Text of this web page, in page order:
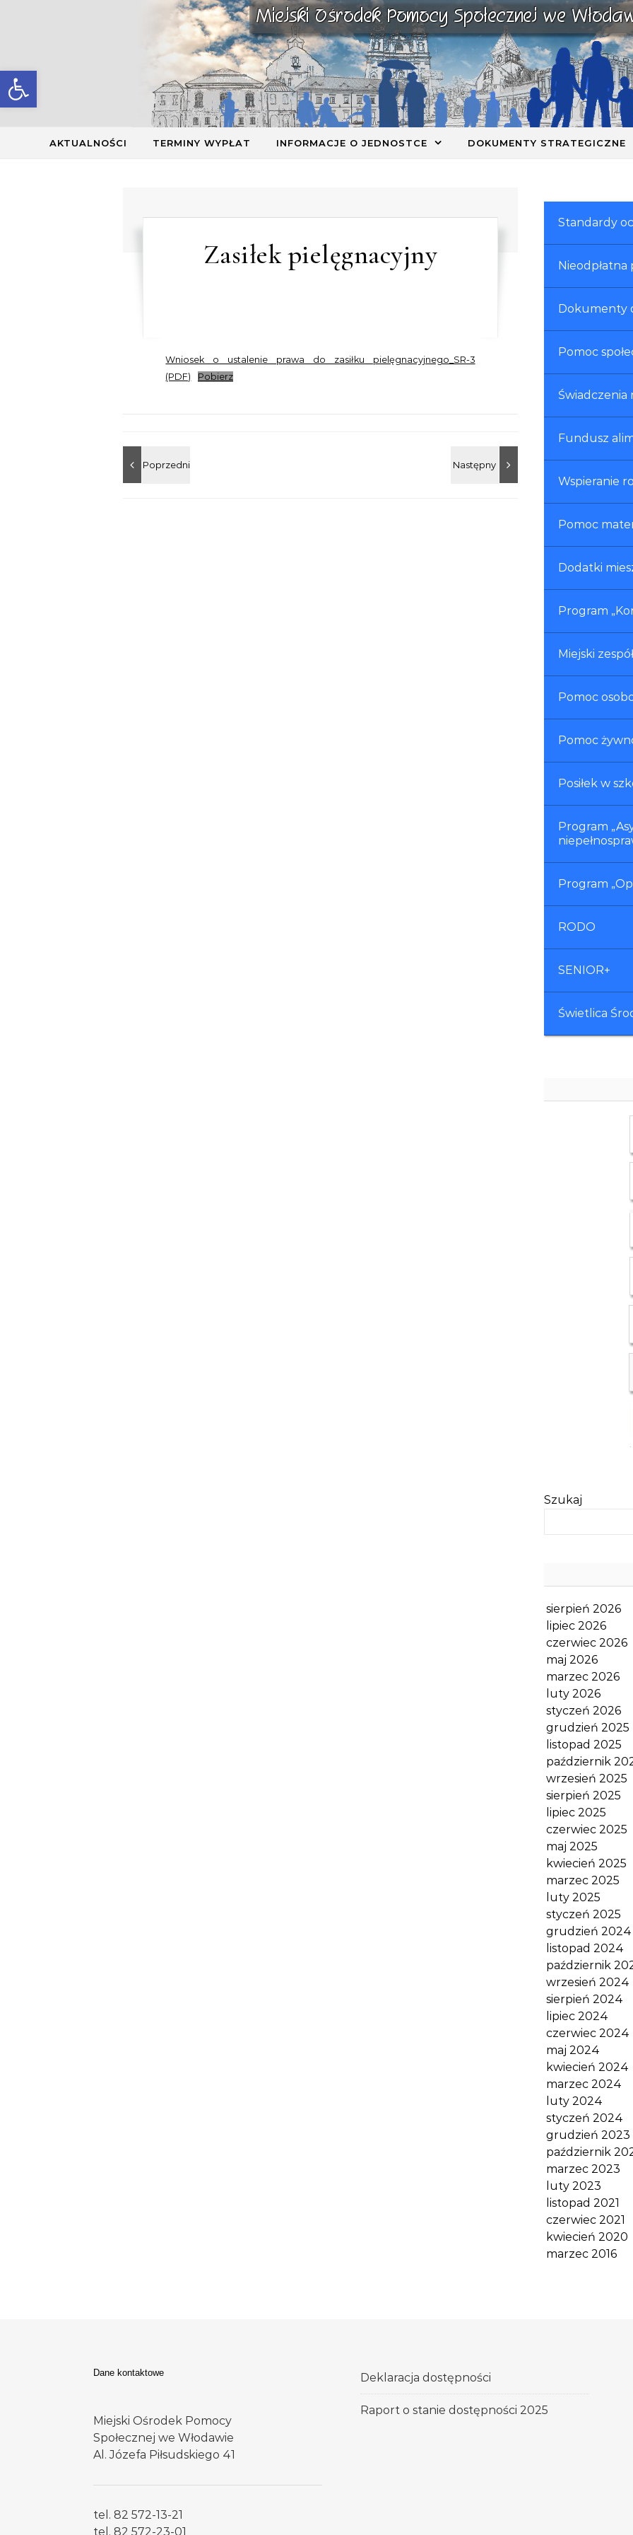
Otwórz pasek narzędzi
AKTUALNOŚCI TERMINY WYPŁAT INFORMACJE O JEDNOSTCE DOKUMENTY STRATEGICZNE
Zasiłek pielęgnacyjny
Wniosek o ustalenie prawa do zasiłku pielęgnacyjnego_SR-3
(PDF)
Pobierz
Standardy
Dokumenty
Pomoc
Świadczenia
Fundusz
Wspieranie
Pomoc
Dodatki
Program
Miejski
Pomoc
Pomoc
Posiłek w
Program
Program
RODO
SENIOR+
Świetlica
Szukaj
sierpień 2026
lipiec 2026
czerwiec 2026
maj 2026
marzec 2026
luty 2026
styczeń 2026
grudzień 2025
listopad 2025
październik
wrzesień 2025
sierpień 2025
lipiec 2025
czerwiec 2025
maj 2025
kwiecień 2025
marzec 2025
luty 2025
styczeń 2025
grudzień 2024
listopad 2024
październik
wrzesień 2024
sierpień 2024
lipiec 2024
czerwiec 2024
maj 2024
kwiecień 2024
marzec 2024
luty 2024
styczeń 2024
grudzień 2023
październik
marzec 2023
luty 2023
listopad 2021
czerwiec 2021
kwiecień 2020
marzec 2016
Dane kontaktowe
Miejski Ośrodek Pomocy
Społecznej we Włodawie
Al. Józefa Piłsudskiego 41
tel. 82 572-13-21
tel. 82 572-23-01
Deklaracja dostępności
Raport o stanie dostępności 2025